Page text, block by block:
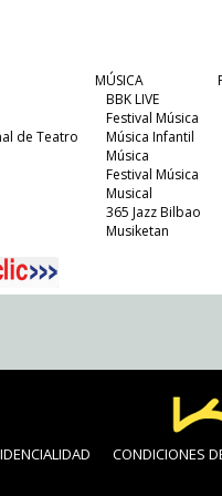
de Teatro
MÚSICA
BBK LIVE
Festival Música
Música Infantil
Música
Festival Música
Musical
365 Jazz Bilbao
Musiketan
CONDICIONES